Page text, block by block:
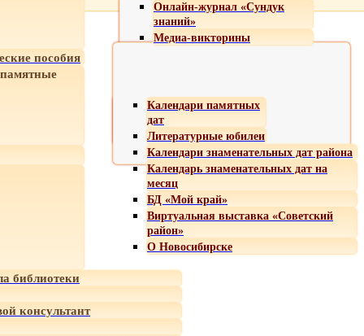
Онлайн-журнал «Сундук
знаний»
Медиа-викторины
пособия
Календари памятных
дат
Литературные юбилеи
Календари знаменательных дат района
Календарь знаменательных дат на
месяц
БД «Мой край»
Виртуальная выставка «Советский
район»
О Новосибирске
библиотеки
консультант